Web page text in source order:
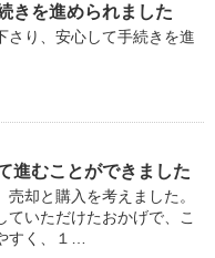
きを進められました
さり、安心して手続きを進
進むことができました
却と購入を考えました。
いただけたおかげで、こ
すく、１…